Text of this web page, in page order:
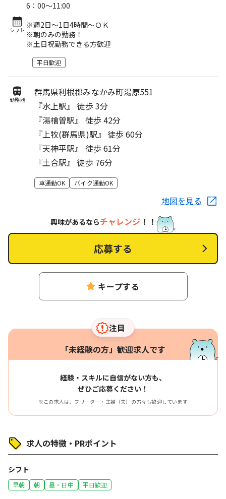
シフト
6：00～11:00
※週2日～1日4時間～ＯＫ
※朝のみの勤務！
※土日祝勤務できる方歓迎
平日歓迎
勤務地
群馬県利根郡みなかみ町湯原551
『水上駅』 徒歩 3分
『湯檜曽駅』 徒歩 42分
『上牧(群馬県)駅』 徒歩 60分
『天神平駅』 徒歩 61分
『土合駅』 徒歩 76分
車通勤OK バイク通勤OK
地図を見る
キープする
興味があるならチャレンジ ！！
応募する
注目
「未経験の方」歓迎求人です
経験・スキルに自信がない方も、
ぜひご応募ください！
※この求人は、フリーター・主婦（夫）の方々も歓迎しています
求人の特徴・PRポイント
シフト
早朝 朝 昼・日中 平日歓迎